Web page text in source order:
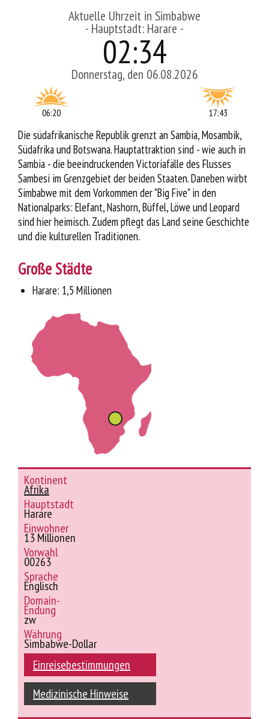
Aktuelle Uhrzeit in Simbabwe
- Hauptstadt: Harare -
02:34
Donnerstag, den 06.08.2026
06:20 17:43
Die südafrikanische Republik grenzt an Sambia, Mosambik,
Südafrika und Botswana. Hauptattraktion sind - wie auch in
Sambia - die beeindruckenden Victoriafälle des Flusses
Sambesi im Grenzgebiet der beiden Staaten. Daneben wirbt
Simbabwe mit dem Vorkommen der "Big Five" in den
Nationalparks: Elefant, Nashorn, Büffel, Löwe und Leopard
sind hier heimisch. Zudem pflegt das Land seine Geschichte
und die kulturellen Traditionen.
Große Städte
Harare: 1,5 Millionen
Kontinent
Afrika
Hauptstadt
Harare
Einwohner
13 Millionen
Vorwahl
00263
Sprache
Englisch
Domain-
Endung
zw
Währung
Simbabwe-Dollar
Einreisebestimmungen
Medizinische Hinweise